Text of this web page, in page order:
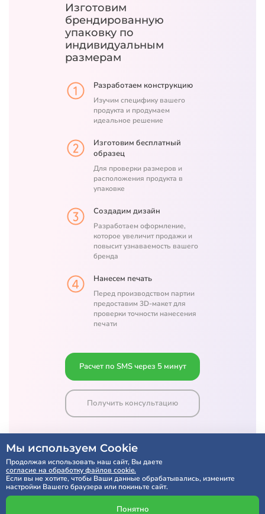
Изготовим
брендированную
упаковку по
индивидуальным
размерам
Разработаем конструкцию
Изучим специфику вашего
продукта и продумаем
идеальное решение
Изготовим бесплатный
образец
Для проверки размеров и
расположения продукта в
упаковке
Создадим дизайн
Разработаем оформление,
которое увеличит продажи и
повысит узнаваемость вашего
бренда
Нанесем печать
Перед производством партии
предоставим 3D-макет для
проверки точности нанесения
печати
Расчет по SMS через 5 минут
Получить консультацию
Мы используем Cookie
Продолжая использовать наш сайт, Вы даете
согласие на обработку файлов cookie.
Если вы не хотите, чтобы Ваши данные обрабатывались, измените
настройки Вашего браузера или покиньте сайт.
Понятно